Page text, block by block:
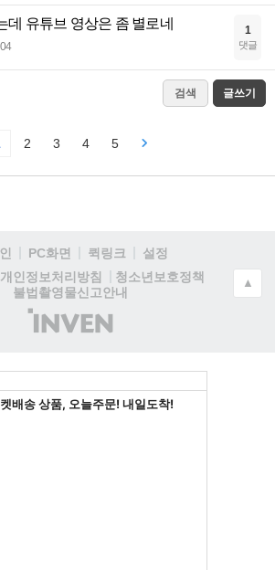
데 유튜브 영상은 좀 별로네 1
댓글
검색 글쓰기
2 3 4 5
PC화면 퀵링크
설정
개인정보처리방침
청소년보호정책
불법촬영물신고안내
(주)
인
▲